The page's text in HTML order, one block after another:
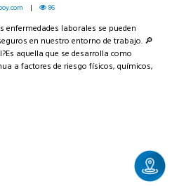
86
enfermedades laborales se pueden
en nuestro entorno de trabajo. 🔎
aquella que se desarrolla como
a factores de riesgo físicos, químicos,